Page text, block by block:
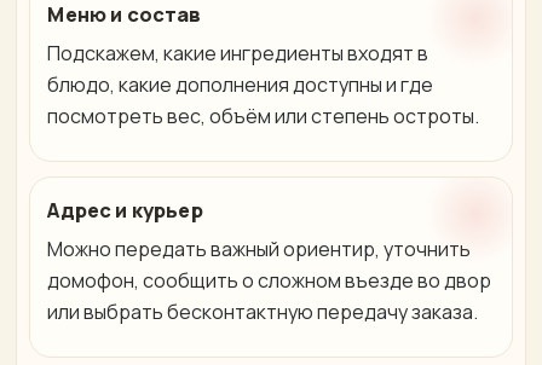
Меню и состав
Подскажем, какие ингредиенты входят в
блюдо, какие дополнения доступны и где
посмотреть вес, объём или степень остроты.
Адрес и курьер
Можно передать важный ориентир, уточнить
домофон, сообщить о сложном въезде во двор
или выбрать бесконтактную передачу заказа.